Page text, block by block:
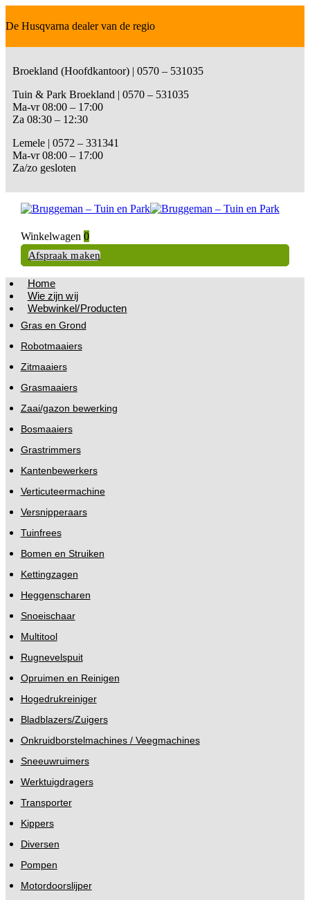
De Husqvarna dealer van de regio
Broekland (Hoofdkantoor) | 0570 – 531035
Tuin & Park Broekland | 0570 – 531035
Ma-vr 08:00 – 17:00
Za 08:30 – 12:30
Lemele | 0572 – 331341
Ma-vr 08:00 – 17:00
Za/zo gesloten
Winkelwagen 0
Afspraak maken
Home
Wie zijn wij
Webwinkel/Producten
Gras en Grond
Robotmaaiers
Zitmaaiers
Grasmaaiers
Zaai/gazon bewerking
Bosmaaiers
Grastrimmers
Kantenbewerkers
Verticuteermachine
Versnipperaars
Tuinfrees
Bomen en Struiken
Kettingzagen
Heggenscharen
Snoeischaar
Multitool
Rugnevelspuit
Opruimen en Reinigen
Hogedrukreiniger
Bladblazers/Zuigers
Onkruidborstelmachines / Veegmachines
Sneeuwruimers
Werktuigdragers
Transporter
Kippers
Diversen
Pompen
Motordoorslijper